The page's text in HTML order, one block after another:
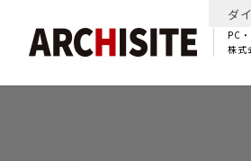
PC
株式
ダ